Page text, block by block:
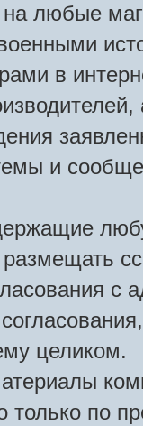
любые
в
и
с
целиком.
только по